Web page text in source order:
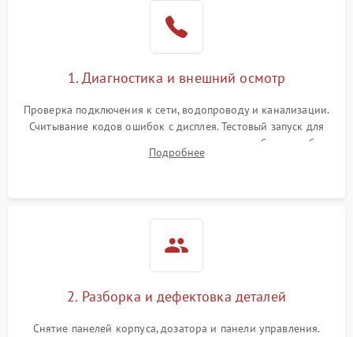
1. Диагностика и внешний осмотр
Проверка подключения к сети, водопроводу и канализации.
Считывание кодов ошибок с дисплея. Тестовый запуск для
выявления посторонних шумов, протечек или сбоев в работе
электронного модуля управления.
Подробнее
2. Разборка и дефектовка деталей
Снятие панелей корпуса, дозатора и панели управления.